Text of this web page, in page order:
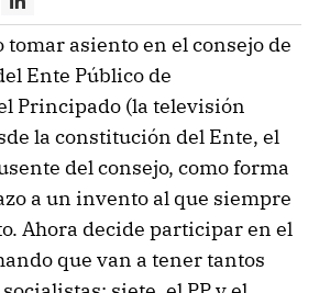
tomar asiento en el consejo de
Ente Público de
Principado (la televisión
la constitución del Ente, el
del consejo, como forma
a un invento al que siempre
Ahora decide participar en el
que van a tener tantos